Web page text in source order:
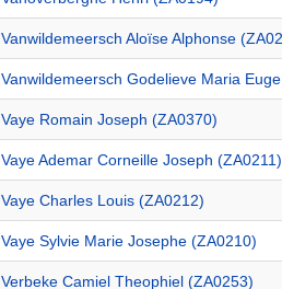
Vanwildemeersch Aloïse Alphonse
Vanwildemeersch Godelieve Maria
Vaye Romain Joseph (ZA0370)
Vaye Ademar Corneille Joseph (ZA0211)
Vaye Charles Louis (ZA0212)
Vaye Sylvie Marie Josephe (ZA0210)
Verbeke Camiel Theophiel (ZA0253)